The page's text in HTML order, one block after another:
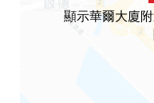
顯示華爾大廈